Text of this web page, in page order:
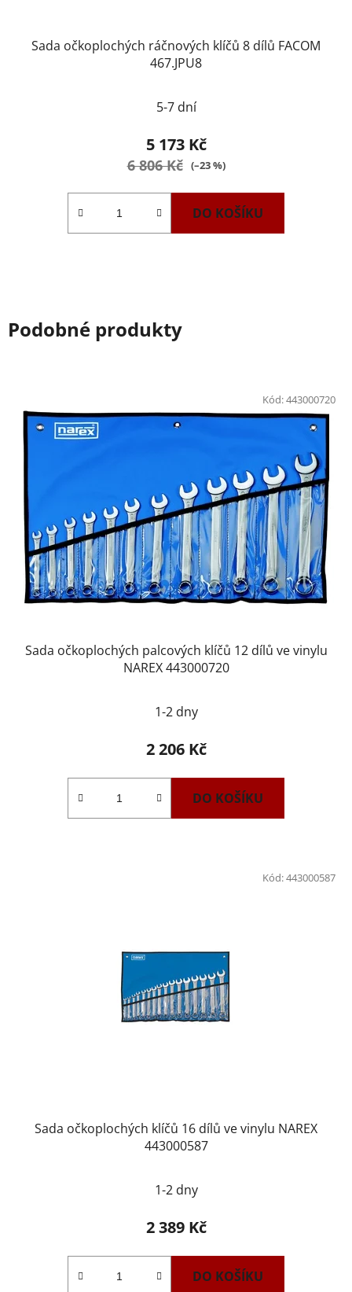
Sada očkoplochých ráčnových klíčů 8 dílů FACOM
467.JPU8
5-7 dní
5 173 Kč
6 806 Kč (–23 %)
DO KOŠÍKU
Podobné produkty
Sada očkoplochých palcových klíčů 12 dílů ve vinylu
NAREX 443000720
1-2 dny
2 206 Kč
DO KOŠÍKU
Kód:443000720
Sada očkoplochých klíčů 16 dílů ve vinylu NAREX
443000587
1-2 dny
2 389 Kč
DO KOŠÍKU
Kód:443000587